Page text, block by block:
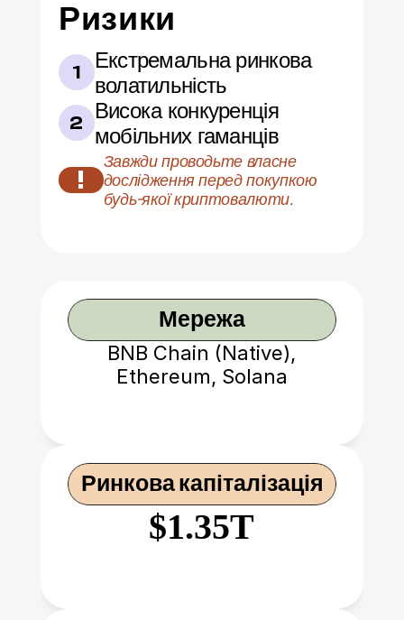
Ризики
1
Екстремальна ринкова
волатильність
2
Висока конкуренція
мобільних гаманців
!
Завжди проводьте власне
дослідження перед покупкою
будь-якої криптовалюти.
Мережа
BNB Chain (Native),
Ethereum, Solana
Ринкова капіталізація
$1.35T